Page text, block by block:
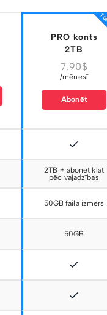
PRO konts
2TB
7,90$
/mēnesī
Abonēt
2TB + abonēt klāt
pēc vajadzības
50GB faila izmērs
50GB